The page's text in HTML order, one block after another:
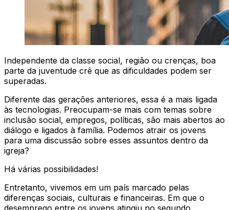
Independente da classe social, região ou crenças, boa
parte da juventude crê que as dificuldades podem ser
superadas.
Diferente das gerações anteriores, essa é a mais ligada
às tecnologias. Preocupam-se mais com temas sobre
inclusão social, empregos, políticas, são mais abertos ao
diálogo e ligados à família. Podemos atrair os jovens
para uma discussão sobre esses assuntos dentro da
igreja?
Há várias possibilidades!
Entretanto, vivemos em um país marcado pelas
diferenças sociais, culturais e financeiras. Em que o